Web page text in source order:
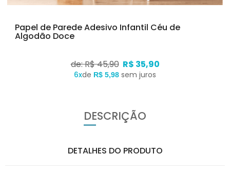
Papel de Parede Adesivo Infantil Céu de
Algodão Doce
de: R$ 45,90 R$ 35,90
6xde R$ 5,98 sem juros
DESCRIÇÃO
DETALHES DO PRODUTO